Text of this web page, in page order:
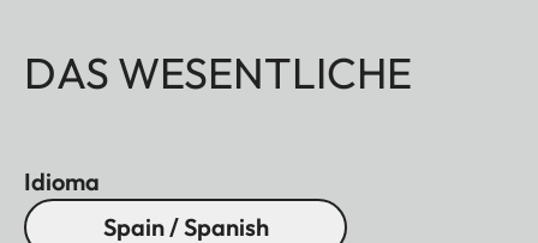
DAS WESENTLICHE
Idioma
Spain / Spanish